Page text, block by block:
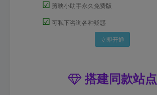
☑ 剪映小助手永久免费版
☑ 可私下咨询各种疑惑
立即开通
搭建同款站点